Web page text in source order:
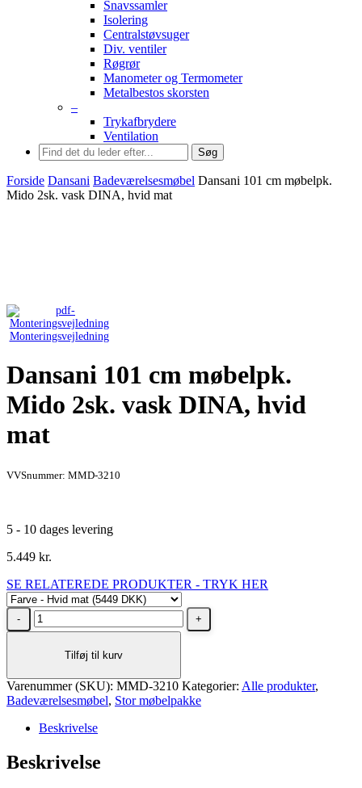
Snavssamler
Isolering
Centralstøvsuger
Div. ventiler
Røgrør
Manometer og Termometer
Metalbestos skorsten
–
Trykafbrydere
Ventilation
Søg
Forside Dansani Badeværelsesmøbel Dansani 101 cm møbelpk.
Mido 2sk. vask DINA, hvid mat
Monteringsvejledning
Dansani 101 cm møbelpk.
Mido 2sk. vask DINA, hvid
mat
VVSnummer: MMD-3210
5 - 10 dages levering
5.449 kr.
SE RELATEREDE PRODUKTER - TRYK HER
Dansani
101
møbelpk.
2sk.
vask
hvid
antal
Tilføj til kurv
Varenummer (SKU): MMD-3210 Kategorier: Alle produkter,
Badeværelsesmøbel, Stor møbelpakke
Beskrivelse
Beskrivelse